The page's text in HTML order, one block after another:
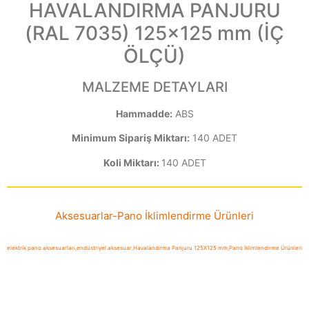
HAVALANDIRMA PANJURU
(RAL 7035) 125×125 mm (İÇ
ÖLÇÜ)
MALZEME DETAYLARI
Hammadde: ABS
Minimum Sipariş Miktarı: 140 ADET
Koli Miktarı: 140 ADET
Aksesuarlar-Pano İklimlendirme Ürünleri
elektrik pano aksesuarları,endüstriyel aksesuar,Havalandırma Panjuru 125X125 mm,Pano İklimlendirme Ürünleri